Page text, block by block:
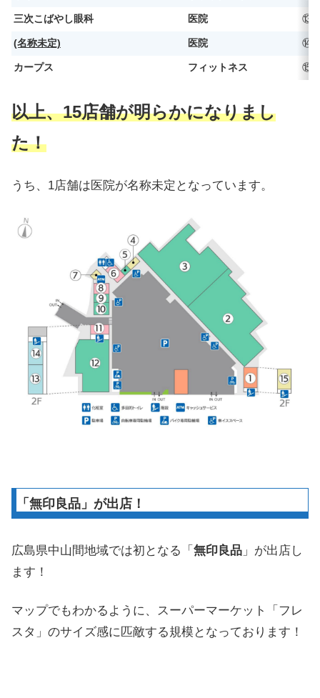
三次こばやし眼科 医院 ⑬
(名称未定) 医院 ⑭
カープス フィットネス ⑮
以上、15店舗が明らかになりまし
た！
うち、1店舗は医院が名称未定となっています。
「無印良品」が出店！
広島県中山間地域では初となる「 無印良品 」が出店し
ます！
マップでもわかるように、スーパーマーケット「フレ
スタ」のサイズ感に匹敵する規模となっております！